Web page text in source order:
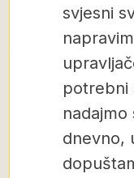
svjesni
potrebni
dnevno,